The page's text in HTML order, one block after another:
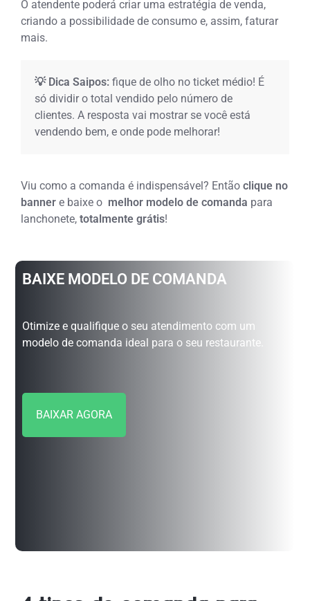
O atendente poderá criar uma estratégia de venda,
criando a possibilidade de consumo e, assim, faturar
mais.
💡 Dica Saipos:fique de olho no ticket médio! É
só dividir o total vendido pelo número de
clientes. A resposta vai mostrar se você está
vendendo bem, e onde pode melhorar!
Viu como a comanda é indispensável? Entãoclique no
banner e baixe o melhor modelo de comanda para
lanchonete,totalmente grátis!
BAIXE MODELO DE COMANDA
Otimize e qualifique o seu atendimento com um
modelo de comanda ideal para o seu restaurante.
BAIXAR AGORA